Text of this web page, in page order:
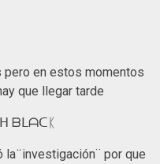
pero en estos momentos
que llegar tarde
ᗷᒪᗩᑕᛕ
investigación¨ por que